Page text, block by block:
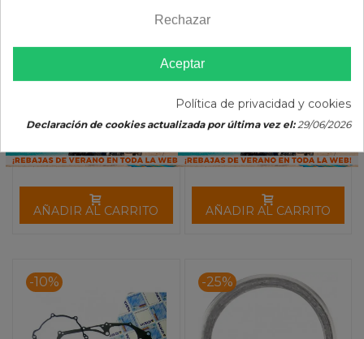
16,85 €
AÑADIR AL CARRITO
Junta Encendido KTM /
(impuestos inc.)
AÑADIR AL CARRITO
-10% -25%
Rechazar
Aceptar
Política de privacidad y cookies
Declaración de cookies actualizada por última vez el:29/06/2026